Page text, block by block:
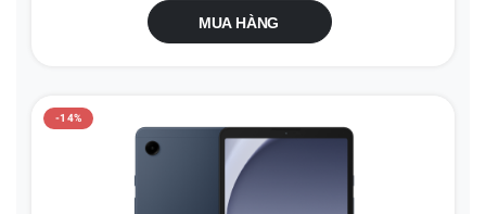
MUA HÀNG
-14%